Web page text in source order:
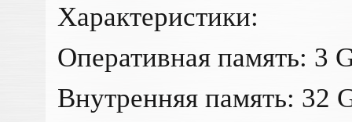
Характеристики:
Оперативная память: 3
Внутренняя память: 32